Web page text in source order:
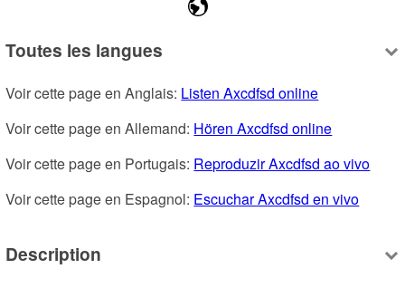
Toutes les langues
Voir cette page en Anglais: Listen Axcdfsd online
Voir cette page en Allemand: Hören Axcdfsd online
Voir cette page en Portugais: Reproduzir Axcdfsd ao vivo
Voir cette page en Espagnol: Escuchar Axcdfsd en vivo
Description